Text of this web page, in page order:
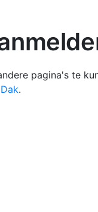
pagina's te
.